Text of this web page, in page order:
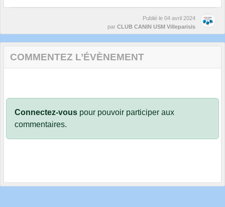
Publié le 04 avril 2024
par CLUB CANIN USM Villeparisis
COMMENTEZ L’ÉVÈNEMENT
Connectez-vous pour pouvoir participer aux
commentaires.